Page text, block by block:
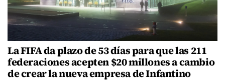
La FIFA da plazo de 53 días para que las 211
federaciones acepten $20 millones a cambio
de crear la nueva empresa de Infantino